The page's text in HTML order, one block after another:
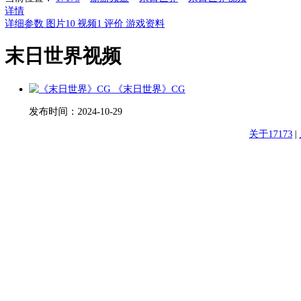
详情
详细参数 图片10 视频1 评价 游戏资料
末日世界视频
《末日世界》CG
发布时间： 2024-10-29
关于17173 |